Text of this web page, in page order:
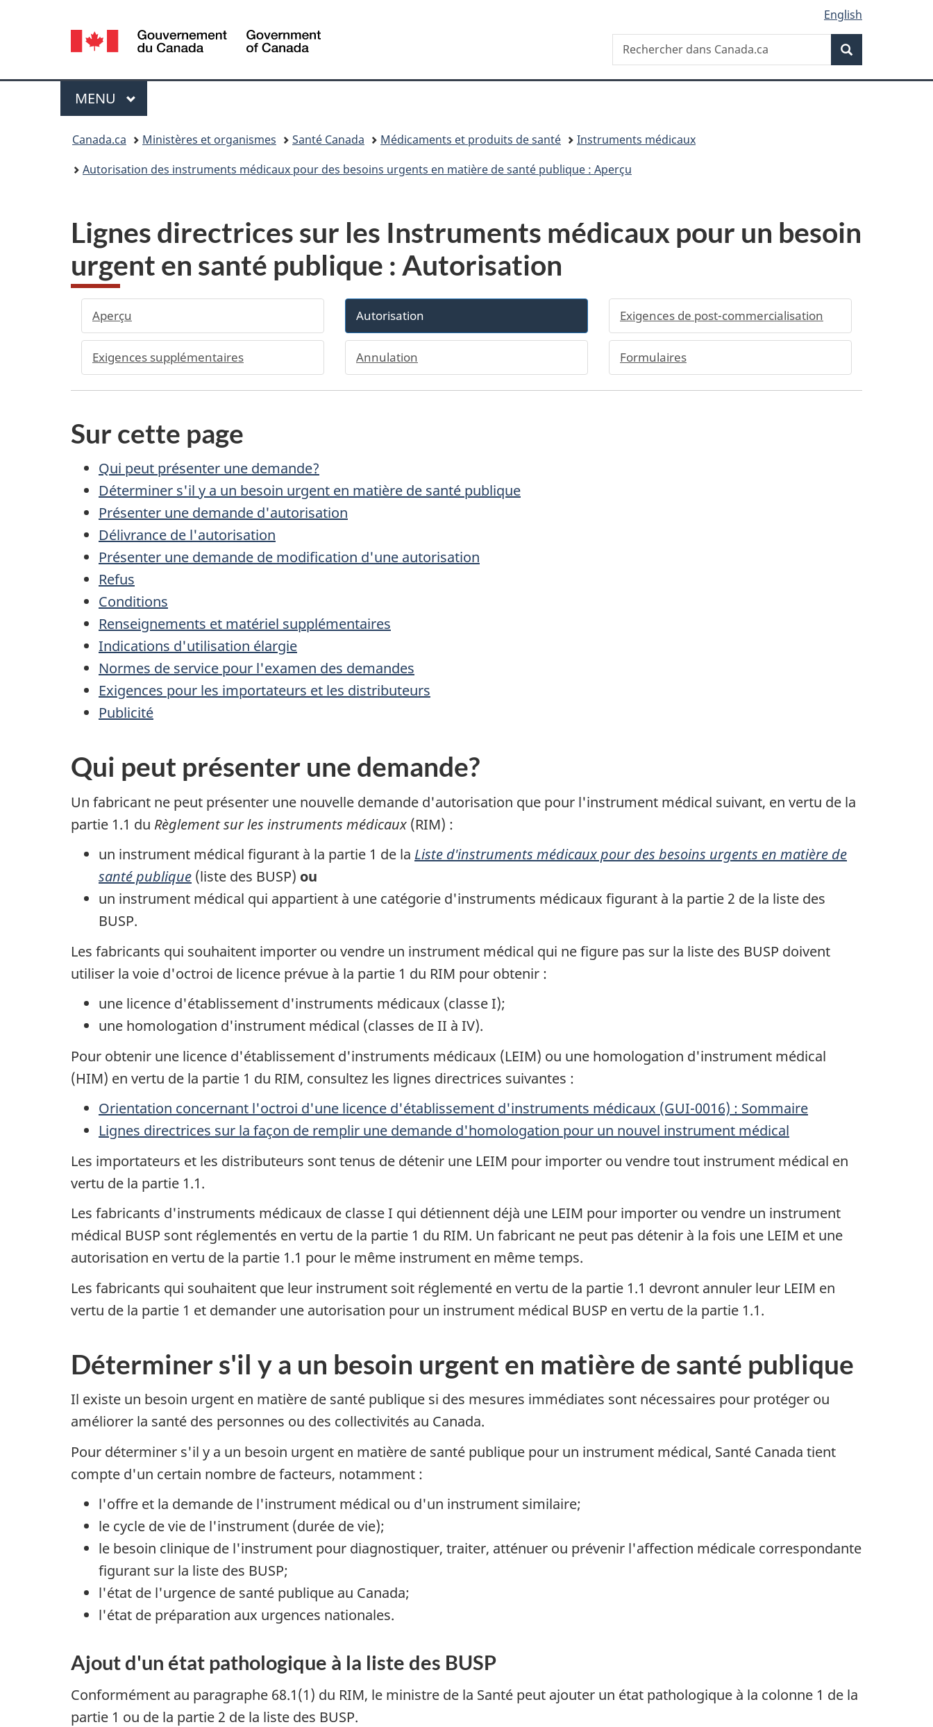
sujet
HTML
Sélection
de
la
langue
English
Canada
Recherche
Rechercher
dans
Menu
MENU PRINCIPAL
Canada.ca Ministères et organismes Santé Canada Médicaments et produits de santé
Instruments médicaux
Autorisation des instruments médicaux pour des besoins urgents en matière de santé publique : Aperçu
Lignes directrices sur les Instruments médicaux pour un besoin
urgent en santé publique : Autorisation
Aperçu Autorisation Exigences de post-commercialisation
Exigences supplémentaires Annulation Formulaires
Sur cette page
Qui peut présenter une demande?
Déterminer s'il y a un besoin urgent en matière de santé publique
Présenter une demande d'autorisation
Délivrance de l'autorisation
Présenter une demande de modification d'une autorisation
Refus
Conditions
Renseignements et matériel supplémentaires
Indications d'utilisation élargie
Normes de service pour l'examen des demandes
Exigences pour les importateurs et les distributeurs
Publicité
Qui peut présenter une demande?
Un fabricant ne peut présenter une nouvelle demande d'autorisation que pour l'instrument médical suivant, en vertu de la
partie 1.1 du Règlement sur les instruments médicaux (RIM) :
un instrument médical figurant à la partie 1 de la Liste d'instruments médicaux pour des besoins urgents en matière de
santé publique (liste des BUSP) ou
un instrument médical qui appartient à une catégorie d'instruments médicaux figurant à la partie 2 de la liste des
BUSP.
Les fabricants qui souhaitent importer ou vendre un instrument médical qui ne figure pas sur la liste des BUSP doivent
utiliser la voie d'octroi de licence prévue à la partie 1 du RIM pour obtenir :
une licence d'établissement d'instruments médicaux (classe I);
une homologation d'instrument médical (classes de II à IV).
Pour obtenir une licence d'établissement d'instruments médicaux (LEIM) ou une homologation d'instrument médical
(HIM) en vertu de la partie 1 du RIM, consultez les lignes directrices suivantes :
Orientation concernant l'octroi d'une licence d'établissement d'instruments médicaux (GUI-0016) : Sommaire
Lignes directrices sur la façon de remplir une demande d'homologation pour un nouvel instrument médical
Les importateurs et les distributeurs sont tenus de détenir une LEIM pour importer ou vendre tout instrument médical en
vertu de la partie 1.1.
Les fabricants d'instruments médicaux de classe I qui détiennent déjà une LEIM pour importer ou vendre un instrument
médical BUSP sont réglementés en vertu de la partie 1 du RIM. Un fabricant ne peut pas détenir à la fois une LEIM et une
autorisation en vertu de la partie 1.1 pour le même instrument en même temps.
Les fabricants qui souhaitent que leur instrument soit réglementé en vertu de la partie 1.1 devront annuler leur LEIM en
vertu de la partie 1 et demander une autorisation pour un instrument médical BUSP en vertu de la partie 1.1.
Déterminer s'il y a un besoin urgent en matière de santé publique
Il existe un besoin urgent en matière de santé publique si des mesures immédiates sont nécessaires pour protéger ou
améliorer la santé des personnes ou des collectivités au Canada.
Pour déterminer s'il y a un besoin urgent en matière de santé publique pour un instrument médical, Santé Canada tient
compte d'un certain nombre de facteurs, notamment :
l'offre et la demande de l'instrument médical ou d'un instrument similaire;
le cycle de vie de l'instrument (durée de vie);
le besoin clinique de l'instrument pour diagnostiquer, traiter, atténuer ou prévenir l'affection médicale correspondante
figurant sur la liste des BUSP;
l'état de l'urgence de santé publique au Canada;
l'état de préparation aux urgences nationales.
Ajout d'un état pathologique à la liste des BUSP
Conformément au paragraphe 68.1(1) du RIM, le ministre de la Santé peut ajouter un état pathologique à la colonne 1 de la
partie 1 ou de la partie 2 de la liste des BUSP.